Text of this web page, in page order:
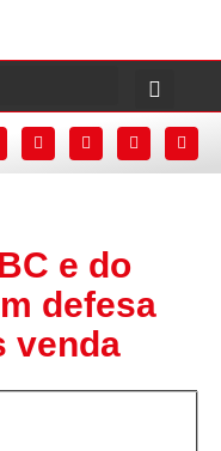
e do
defesa
venda